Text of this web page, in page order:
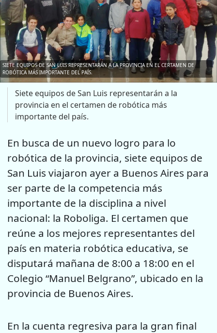
SIETE EQUIPOS DE SAN LUIS REPRESENTARÁN A LA PROVINCIA EN EL CERTAMEN DE
ROBÓTICA MÁS IMPORTANTE DEL PAÍS.
Siete equipos de San Luis representarán a la
provincia en el certamen de robótica más
importante del país.
En busca de un nuevo logro para lo
robótica de la provincia, siete equipos de
San Luis viajaron ayer a Buenos Aires para
ser parte de la competencia más
importante de la disciplina a nivel
nacional: la Roboliga. El certamen que
reúne a los mejores representantes del
país en materia robótica educativa, se
disputará mañana de 8:00 a 18:00 en el
Colegio “Manuel Belgrano”, ubicado en la
provincia de Buenos Aires.
En la cuenta regresiva para la gran final